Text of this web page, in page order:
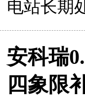
电站长期
安科瑞
四象限